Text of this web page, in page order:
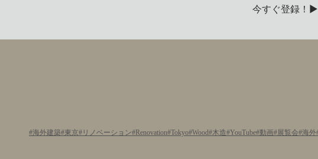
今すぐ登録！▶
海外建築 東京 リノベーション Renovation Tokyo Wood 木造 YouTube 動画 展覧会 海外